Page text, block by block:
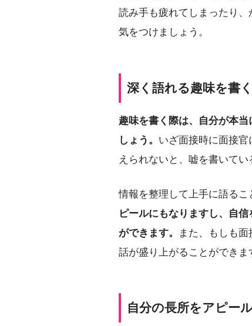
読み手も疲れてしまったり
気をつけましょう。
深く語れる趣味を書く
趣味を書く際は、自分が本
しょう。 いざ面接時に面接
えられないと、嘘を書いてい
情報を整理して上手に語るこ
ピールにもなりますし、自
ができます。
また、もしも
話が盛り上がることができま
自分の長所をアピー